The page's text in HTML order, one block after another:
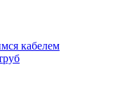
кабелем